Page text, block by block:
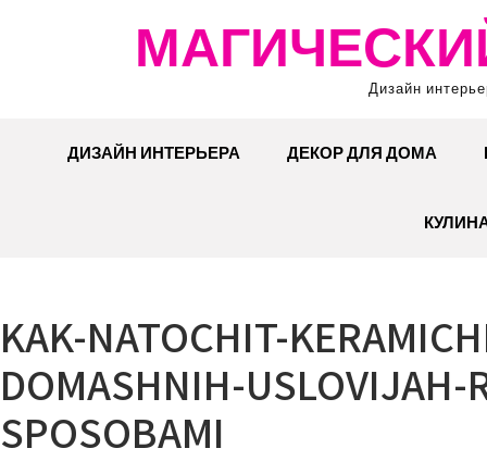
Дизайн
ДИЗАЙН ИНТЕРЬЕРА ДЕКОР ДЛЯ ДОМА
KAK-NATOCHIT-
DOMASHNIH-USLOVIJAH-
SPOSOBAMI